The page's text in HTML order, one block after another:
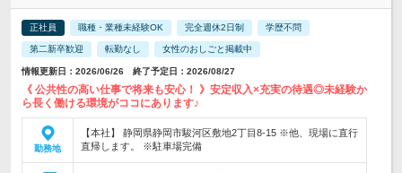
正社員 職種・業種未経験OK 完全週休2日制 学歴不問
第二新卒歓迎 転勤なし 女性のおしごと掲載中
情報更新日：2026/06/26 終了予定日：2026/08/27
《 公共性の高い仕事で将来も安心！ 》安定収入×充実の待遇◎未経験か
ら長く働ける環境がココにあります♪
勤務地
【本社】 静岡県静岡市駿河区敷地2丁目8-15 ※他、現場に直行
直帰します。 ※駐車場完備